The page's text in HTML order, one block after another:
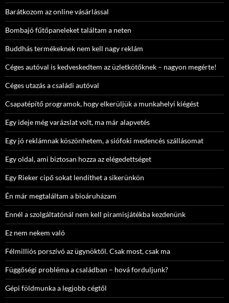
Barátkozom az online vásárlással
Bombajó fűtőpaneleket találtam a neten
Buddhás termékeknek nem kell nagy reklám
Céges autóval is kedveskedtem az üzletkötőknek – nagyon megérte!
Céges utazás a családi autóval
Csapatépítő programok, hogy elkerüljük a munkahelyi kiégést
Egy ideje még varázslat volt, ma már alapvetés
Egy jó reklámnak köszönhetem, a siófoki medencés szállásomat
Egy oldal, ami biztosan hozza az elégedettséget
Egy Rieker cipő sokat lendíthet a sikerünkön
Én már megtaláltam a bioáruházam
Ennél a szolgáltatónál nem kell piramisjátékba kezdenünk
Ez nem nekem való
Félmilliós porszívó az ügynöktől. Csak most, csak ma
Függőségi probléma a családban – hová forduljunk?
Gépi földmunka a legjobb cégtől